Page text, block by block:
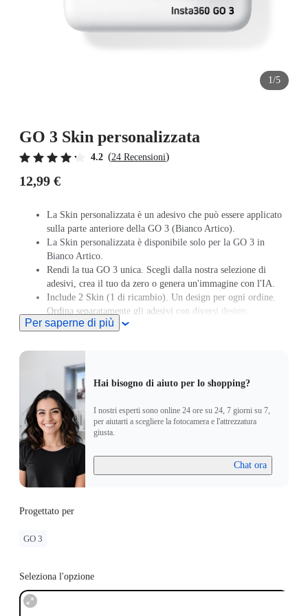
1/5
GO 3 Skin personalizzata
4.2 (24 Recensioni)
12,99 €
La Skin personalizzata è un adesivo che può essere applicato
sulla parte anteriore della GO 3 (Bianco Artico).
La Skin personalizzata è disponibile solo per la GO 3 in
Bianco Artico.
Rendi la tua GO 3 unica. Scegli dalla nostra selezione di
adesivi, crea il tuo da zero o genera un'immagine con l'IA.
Include 2 Skin (1 di ricambio). Un design per ogni ordine.
Ordina separatamente gli adesivi con diversi design.
Per saperne di più
Hai bisogno di aiuto per lo shopping?
I nostri esperti sono online 24 ore su 24, 7 giorni su 7,
per aiutarti a scegliere la fotocamera e l'attrezzatura
giusta.
Chat ora
Progettato per
GO 3
Seleziona l'opzione